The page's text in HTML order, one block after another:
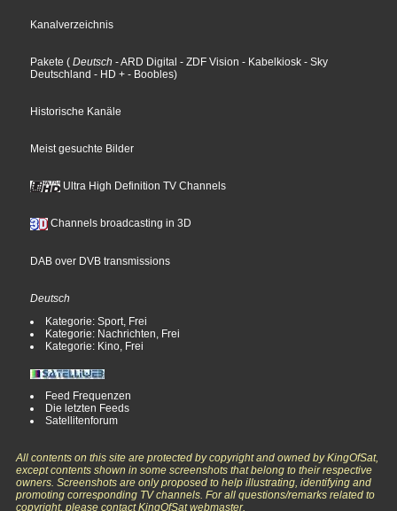
Kanalverzeichnis
Pakete ( Deutsch - ARD Digital - ZDF Vision - Kabelkiosk - Sky
Deutschland - HD + - Boobles)
Historische Kanäle
Meist gesuchte Bilder
Ultra High Definition TV Channels
Channels broadcasting in 3D
DAB over DVB transmissions
Deutsch
Kategorie: Sport, Frei
Kategorie: Nachrichten, Frei
Kategorie: Kino, Frei
Feed Frequenzen
Die letzten Feeds
Satellitenforum
All contents on this site are protected by copyright and owned by KingOfSat,
except contents shown in some screenshots that belong to their respective
owners. Screenshots are only proposed to help illustrating, identifying and
promoting corresponding TV channels. For all questions/remarks related to
copyright, please contact KingOfSat webmaster.